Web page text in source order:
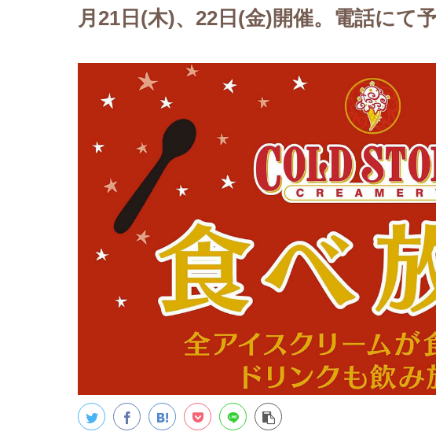
月21日(木)、22日(金)開催。電話にて